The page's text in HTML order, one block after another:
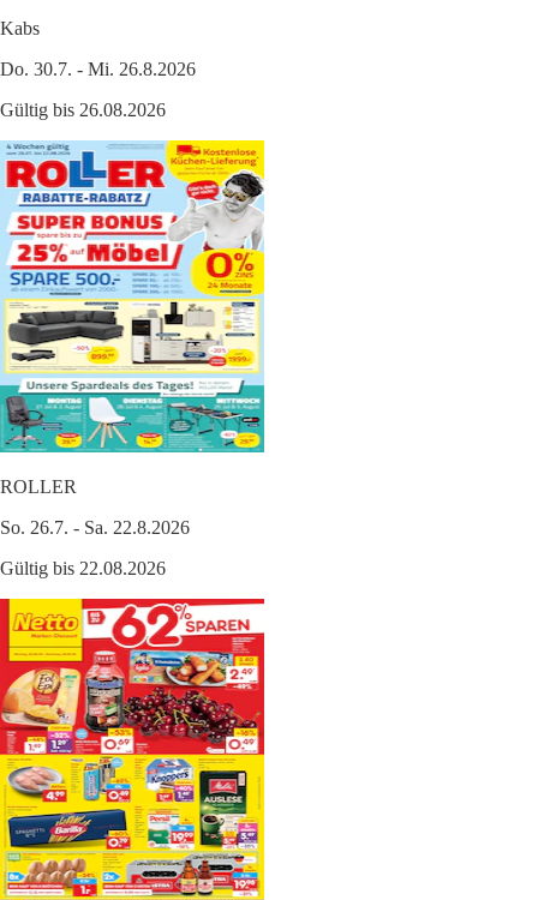
Kabs
Do. 30.7. - Mi. 26.8.2026
Gültig bis 26.08.2026
ROLLER
So. 26.7. - Sa. 22.8.2026
Gültig bis 22.08.2026